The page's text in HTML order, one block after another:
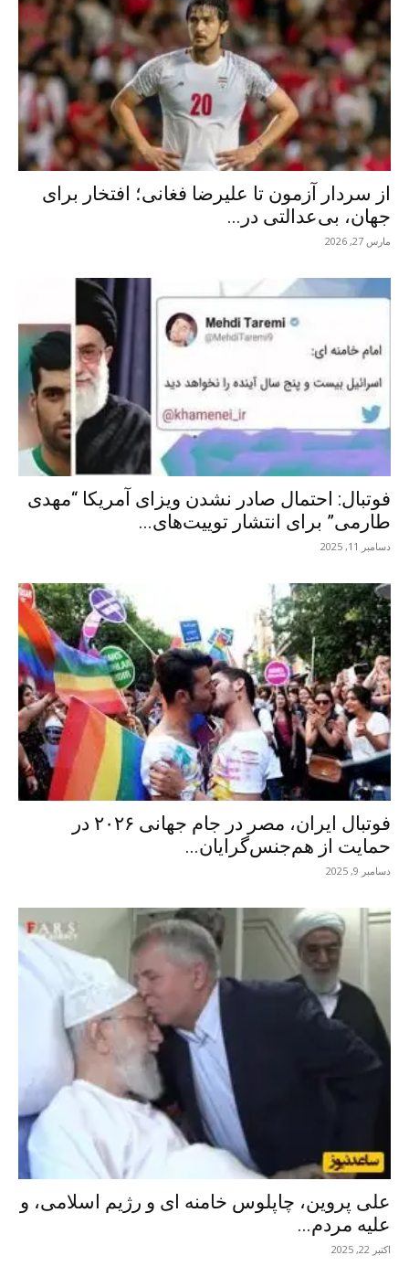
از سردار آزمون تا علیرضا فغانی؛ افتخار برای
جهان، بی‌عدالتی در...
مارس 27, 2026
فوتبال: احتمال صادر نشدن ویزای آمریکا “مهدی
طارمی” برای انتشار توییت‌های...
دسامبر 11, 2025
فوتبال ایران، مصر در جام جهانی ۲۰۲۶ در
حمایت از هم‌جنس‌گرایان...
دسامبر 9, 2025
علی پروین، چاپلوس خامنه ای و رژیم اسلامی، و
علیه مردم...
اکتبر 22, 2025